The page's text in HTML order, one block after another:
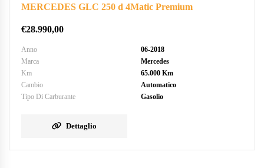
MERCEDES GLC 250 d 4Matic Premium
€28.990,00
Anno
06-2018
Marca
Mercedes
Km
65.000 Km
Cambio
Automatico
Tipo Di Carburante
Gasolio
Dettaglio